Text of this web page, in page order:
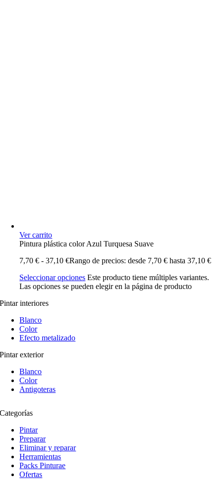
Ver carrito
Pintura plástica color Azul Turquesa Suave
7,70€ - 37,10€Rango de precios: desde 7,70 € hasta 37,10 €
Seleccionar opciones Este producto tiene múltiples variantes.
Las opciones se pueden elegir en la página de producto
Pintar interiores
Blanco
Color
Efecto metalizado
Pintar exterior
Blanco
Color
Antigoteras
Categorías
Pintar
Preparar
Eliminar y reparar
Herramientas
Packs Pinturae
Ofertas